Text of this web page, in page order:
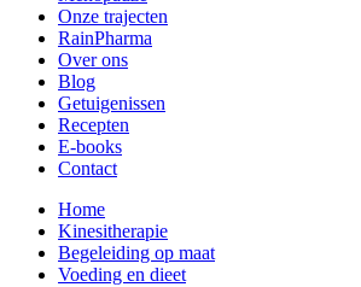
Onze trajecten
RainPharma
Over ons
Blog
Getuigenissen
Recepten
E-books
Contact
Home
Kinesitherapie
Begeleiding op maat
Voeding en dieet